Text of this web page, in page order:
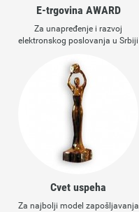
E-trgovina AWARD
Za unapređenje i razvoj
elektronskog poslovanja u Srbiji
Cvet uspeha
Za najbolji model zapošljavanja